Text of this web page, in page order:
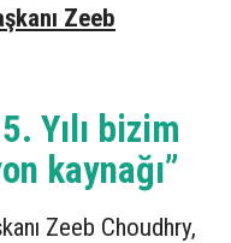
Zeeb
Yılı bizim
kaynağı”
Zeeb Choudhry,